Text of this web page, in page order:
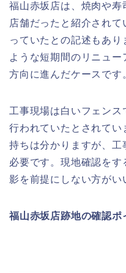
福山赤坂店は、焼肉や寿
店舗だったと紹介され
っていたとの記述もあ
ような短期間のリニュー
方向に進んだケースです
工事現場は白いフェン
行われていたとされて
持ちは分かりますが、
必要です。現地確認を
影を前提にしない方がい
福山赤坂店跡地の確認ポ